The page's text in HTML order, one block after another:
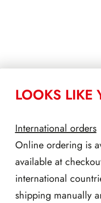
PRODOTTI
LOOKS LIKE
International orders
Online ordering is
available at
international
shipping manually